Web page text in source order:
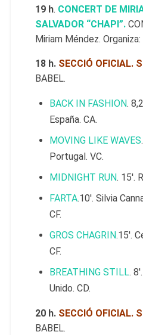
19 h. CONCERT DE
SALVADOR “CHAPI”.
Miriam Méndez. Organiza:
18 h. SECCIÓ OFICIAL.
BABEL.
BACK IN FASHION.
España. CA.
MOVING LIKE WAVES
Portugal. VC.
MIDNIGHT RUN. 15′.
FARTA.10′. Silvia
CF.
GROS CHAGRIN.15′.
CF.
BREATHING STILL.
Unido. CD.
20 h. SECCIÓ OFICIAL.
BABEL.